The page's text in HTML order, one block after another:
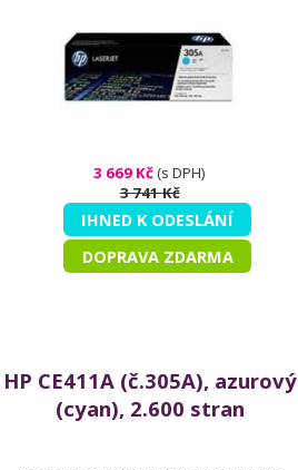
3 669 Kč(s DPH)
3 741 Kč
IHNED K ODESLÁNÍ
DOPRAVA ZDARMA
HP CE411A (č.305A), azurový
(cyan), 2.600 stran